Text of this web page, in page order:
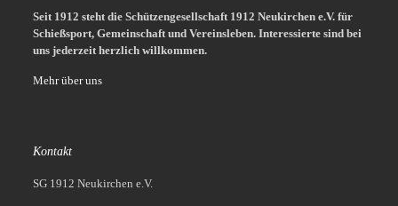
Seit 1912 steht die Schützengesellschaft 1912 Neukirchen e.V. für
Schießsport, Gemeinschaft und Vereinsleben. Interessierte sind bei
uns jederzeit herzlich willkommen.
Mehr über uns
Kontakt
SG 1912 Neukirchen e.V.